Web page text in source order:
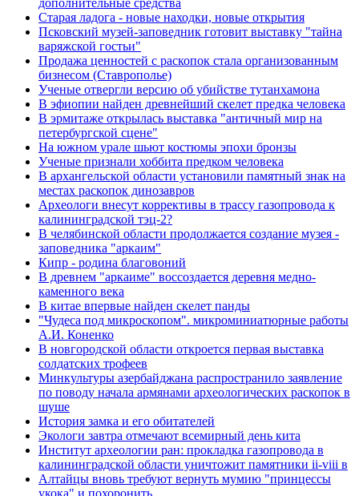
дополнительные средства
Старая ладога - новые находки, новые открытия
Псковский музей-заповедник готовит выставку "тайна
варяжской гостьи"
Продажа ценностей с раскопок стала организованным
бизнесом (Ставрополье)
Ученые отвергли версию об убийстве тутанхамона
В эфиопии найден древнейший скелет предка человека
В эрмитаже открылась выставка "античный мир на
петербургской сцене"
На южном урале шьют костюмы эпохи бронзы
Ученые признали хоббита предком человека
В архангельской области установили памятный знак на
местах раскопок динозавров
Археологи внесут коррективы в трассу газопровода к
калининградской тэц-2?
В челябинской области продолжается создание музея -
заповедника "аркаим"
Кипр - родина благовоний
В древнем "аркаиме" воссоздается деревня медно-
каменного века
В китае впервые найден скелет панды
"Чудеса под микроскопом". микроминиатюрные работы
А.И. Коненко
В новгородской области откроется первая выставка
солдатских трофеев
Минкультуры азеpбайджана распространило заявление
по поводу начала аpмянами археологических раскопок в
шуше
История замка и его обитателей
Экологи завтра отмечают всемирный день кита
Институт археологии ран: прокладка газопровода в
калининградской области уничтожит памятники ii-viii в
Алтайцы вновь требуют вернуть мумию "принцессы
укока" и похоронить